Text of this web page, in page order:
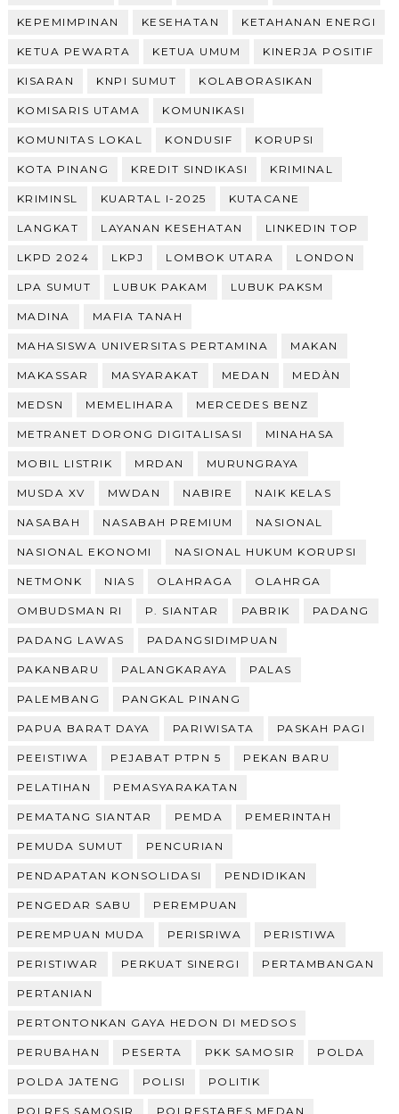
KEPEMIMPINAN KESEHATAN KETAHANAN ENERGI
KETUA PEWARTA KETUA UMUM KINERJA POSITIF
KISARAN KNPI SUMUT KOLABORASIKAN
KOMISARIS UTAMA KOMUNIKASI
KOMUNITAS LOKAL KONDUSIF KORUPSI
KOTA PINANG KREDIT SINDIKASI KRIMINAL
KRIMINSL KUARTAL I-2025 KUTACANE
LANGKAT LAYANAN KESEHATAN LINKEDIN TOP
LKPD 2024 LKPJ LOMBOK UTARA LONDON
LPA SUMUT LUBUK PAKAM LUBUK PAKSM
MADINA MAFIA TANAH
MAHASISWA UNIVERSITAS PERTAMINA MAKAN
MAKASSAR MASYARAKAT MEDAN MEDÀN
MEDSN MEMELIHARA MERCEDES BENZ
METRANET DORONG DIGITALISASI MINAHASA
MOBIL LISTRIK MRDAN MURUNGRAYA
MUSDA XV MWDAN NABIRE NAIK KELAS
NASABAH NASABAH PREMIUM NASIONAL
NASIONAL EKONOMI NASIONAL HUKUM KORUPSI
NETMONK NIAS OLAHRAGA OLAHRGA
OMBUDSMAN RI P. SIANTAR PABRIK PADANG
PADANG LAWAS PADANGSIDIMPUAN
PAKANBARU PALANGKARAYA PALAS
PALEMBANG PANGKAL PINANG
PAPUA BARAT DAYA PARIWISATA PASKAH PAGI
PEEISTIWA PEJABAT PTPN 5 PEKAN BARU
PELATIHAN PEMASYARAKATAN
PEMATANG SIANTAR PEMDA PEMERINTAH
PEMUDA SUMUT PENCURIAN
PENDAPATAN KONSOLIDASI PENDIDIKAN
PENGEDAR SABU PEREMPUAN
PEREMPUAN MUDA PERISRIWA PERISTIWA
PERISTIWAR PERKUAT SINERGI PERTAMBANGAN
PERTANIAN
PERTONTONKAN GAYA HEDON DI MEDSOS
PERUBAHAN PESERTA PKK SAMOSIR POLDA
POLDA JATENG POLISI POLITIK
POLRES SAMOSIR POLRESTABES MEDAN